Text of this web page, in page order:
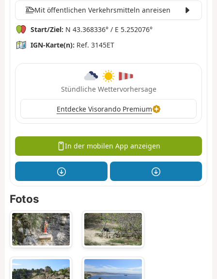
Mit öffentlichen Verkehrsmitteln anreisen
Start/Ziel: N 43.368336° / E 5.252076°
IGN-Karte(n): Ref. 3145ET
Stündliche Wettervorhersage
Entdecke Visorando Premium
In der mobilen App anzeigen
Fotos